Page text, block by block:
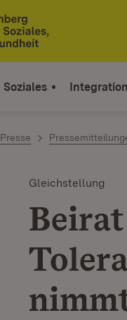
Soziales Integration
Presse
Gleichstellung